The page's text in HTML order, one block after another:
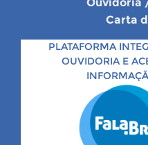
Carta
PLATAFORMA
OUVIDORIA E